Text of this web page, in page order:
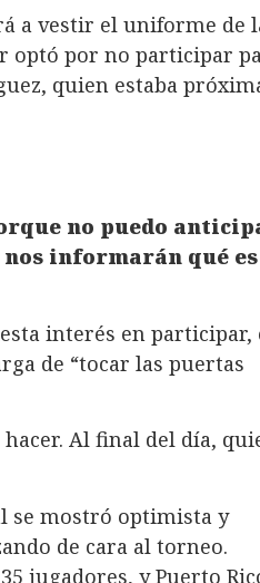
a vestir el uniforme de
optó por no participar
quien estaba
no puedo
informarán qué
interés en participar,
de “tocar las puertas
Al final del día,
se mostró optimista y
de cara al torneo.
jugadores, y Puerto